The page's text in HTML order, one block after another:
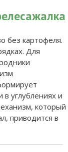
без картофеля.
Для
углублениях и
который
приводится в